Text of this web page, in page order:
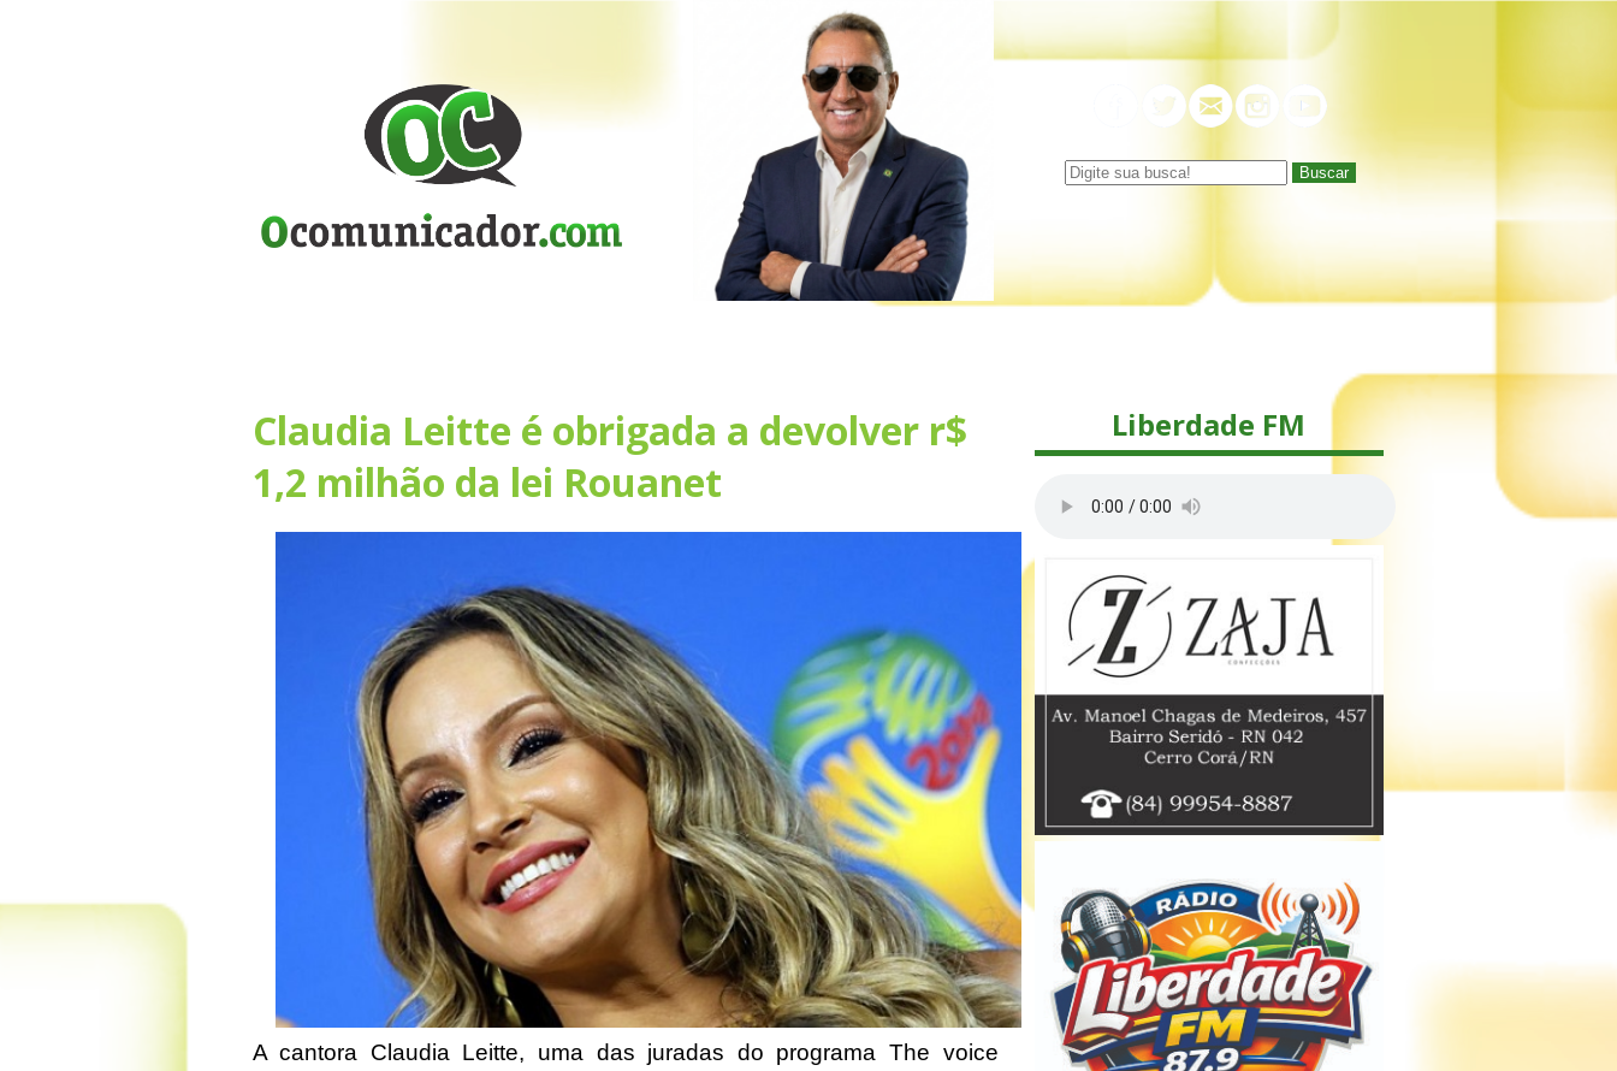
Buscar
Claudia Leitte é obrigada a devolver r$
1,2 milhão da lei Rouanet
A cantora Claudia Leitte, uma das juradas do programa The voice
Liberdade FM